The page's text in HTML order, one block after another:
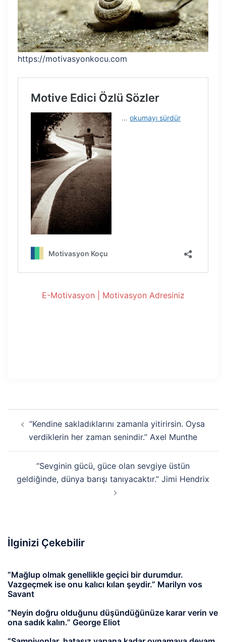
https://motivasyonkocu.com
E-Motivasyon | Motivasyon Adresiniz
dolaşımı
“Kendine sakladıklarını zamanla yitirirsin. Oysa
verdiklerin her zaman senindir.” Axel Munthe
“Sevginin gücü, güce olan sevgiye üstün
geldiğinde, dünya barışı tanıyacaktır.” Jimi Hendrix
İlginizi Çekebilir
“Mağlup olmak genellikle geçici bir durumdur.
Vazgeçmek ise onu kalıcı kılan şeydir.” Marilyn vos
Savant
“Neyin doğru olduğunu düşündüğünüze karar verin ve
ona sadık kalın.” George Eliot